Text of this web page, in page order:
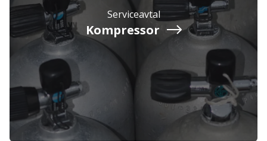
Serviceavtal
Kompressor